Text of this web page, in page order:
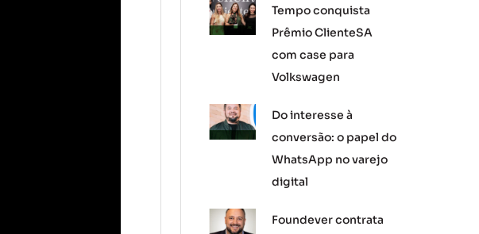
Tempo conquista
Prêmio ClienteSA
com case para
Volkswagen
Do interesse à
conversão: o papel do
WhatsApp no varejo
digital
Foundever contrata